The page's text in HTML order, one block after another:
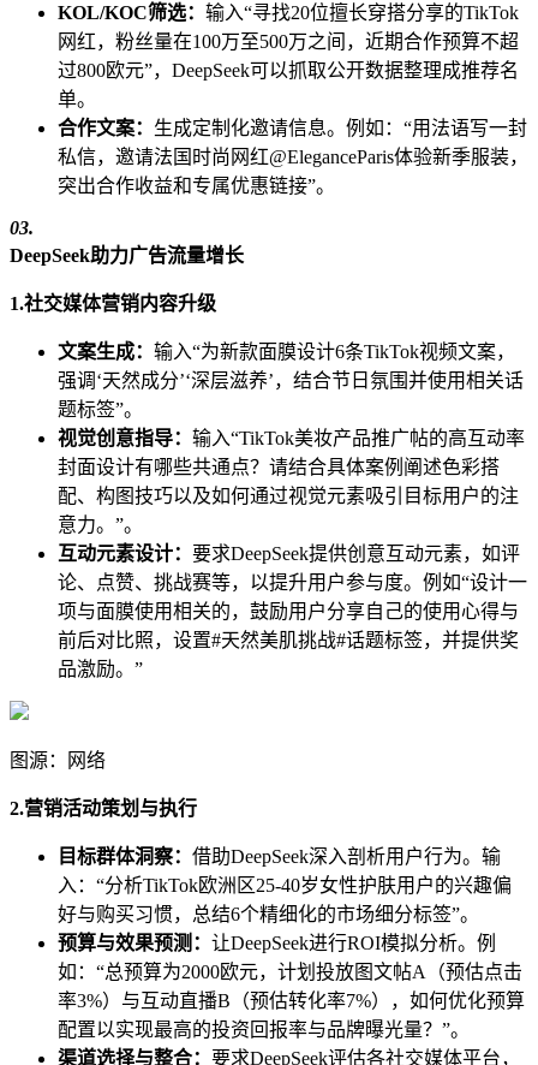
KOL/KOC筛选： 输入“寻找20位擅长穿搭分享的TikTok
网红，粉丝量在100万至500万之间，近期合作预算不超
过800欧元”，DeepSeek可以抓取公开数据整理成推荐名
单。
合作文案： 生成定制化邀请信息。例如：“用法语写一封
私信，邀请法国时尚网红@EleganceParis体验新季服装，
突出合作收益和专属优惠链接”。
03.
DeepSeek助力广告流量增长
1.社交媒体营销内容升级
文案生成： 输入“为新款面膜设计6条TikTok视频文案，
强调‘天然成分’‘深层滋养’，结合节日氛围并使用相关话
题标签”。
视觉创意指导： 输入“TikTok美妆产品推广帖的高互动率
封面设计有哪些共通点？请结合具体案例阐述色彩搭
配、构图技巧以及如何通过视觉元素吸引目标用户的注
意力。”。
互动元素设计： 要求DeepSeek提供创意互动元素，如评
论、点赞、挑战赛等，以提升用户参与度。例如“设计一
项与面膜使用相关的，鼓励用户分享自己的使用心得与
前后对比照，设置#天然美肌挑战#话题标签，并提供奖
品激励。”
图源：网络
2.营销活动策划与执行
目标群体洞察： 借助DeepSeek深入剖析用户行为。输
入：“分析TikTok欧洲区25-40岁女性护肤用户的兴趣偏
好与购买习惯，总结6个精细化的市场细分标签”。
预算与效果预测： 让DeepSeek进行ROI模拟分析。例
如：“总预算为2000欧元，计划投放图文帖A（预估点击
率3%）与互动直播B（预估转化率7%），如何优化预算
配置以实现最高的投资回报率与品牌曝光量？”。
渠道选择与整合： 要求DeepSeek评估各社交媒体平台，